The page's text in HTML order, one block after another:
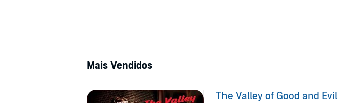
Mais Vendidos
The Valley of Good and Evil